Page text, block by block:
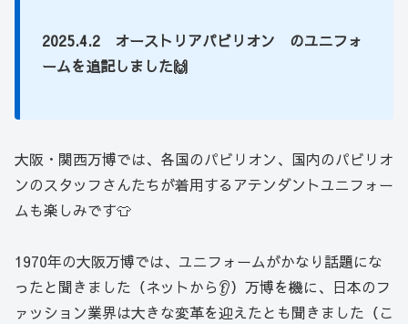
2025.4.2 オーストリアパビリオン のユニフォ
ームを追記しました🙌
大阪・関西万博では、各国のパビリオン、国内のパビリオ
ンのスタッフさんたちが着用するアテンダントユニフォー
ムも楽しみです👕
1970年の大阪万博では、ユニフォームがかなり話題にな
ったと聞きました（ネットから👂）万博を機に、日本のフ
ァッション業界は大きな変革を迎えたとも聞きました（こ